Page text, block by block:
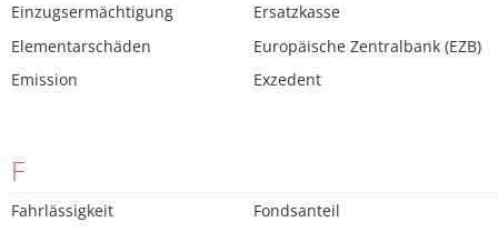
Einzugsermächtigung
Elementarschäden
Emission
Ersatzkasse
Europäische Zentralbank (EZB)
Exzedent
F
Fahrlässigkeit
Fondsanteil